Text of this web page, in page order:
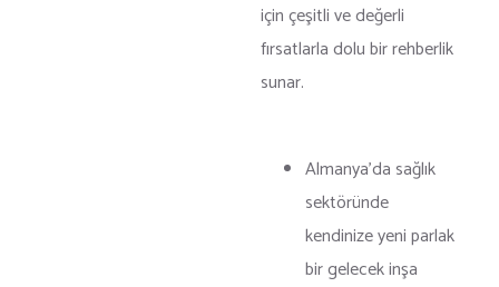
için çeşitli ve değerli
fırsatlarla dolu bir rehberlik
sunar.
Almanya’da sağlık
sektöründe
kendinize yeni parlak
bir gelecek inşa